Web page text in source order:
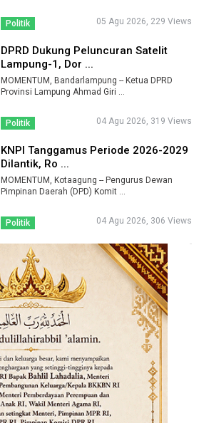
Politik 05 Agu 2026, 229 Views
DPRD Dukung Peluncuran Satelit
Lampung-1, Dor ...
MOMENTUM, Bandarlampung -- Ketua DPRD
Provinsi Lampung Ahmad Giri ...
Politik 04 Agu 2026, 319 Views
KNPI Tanggamus Periode 2026-2029
Dilantik, Ro ...
MOMENTUM, Kotaagung -- Pengurus Dewan
Pimpinan Daerah (DPD) Komit ...
Politik 04 Agu 2026, 306 Views